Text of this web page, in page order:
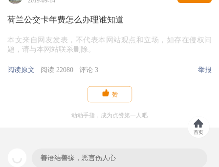
荷兰公交卡年费怎么办理谁知道
本文来自网友发表，不代表本网站观点和立场，如存在侵权问
题，请与本网站联系删除。
阅读原文 阅读 22080 评论 3 举报
 赞
动动手指，成为点赞第一人吧
善语结善缘，恶言伤人心
首页